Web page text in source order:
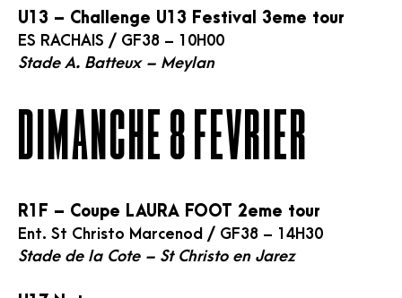
U13 – Challenge U13 Festival 3eme tour
ES RACHAIS / GF38 – 10H00
Stade A. Batteux – Meylan
DIMANCHE 8 FEVRIER
R1F – Coupe LAURA FOOT 2eme tour
Ent. St Christo Marcenod / GF38 – 14H30
Stade de la Cote – St Christo en Jarez